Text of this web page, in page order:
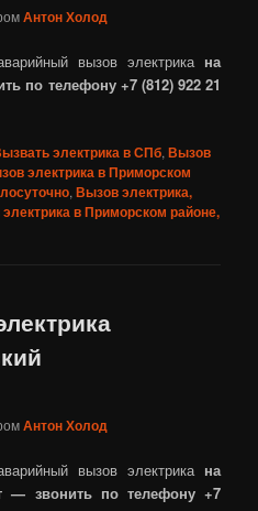
Антон Холод
вызов электрика на
по телефону +7 (812) 922 21
электрика в СПб,Вызов
электрика в Приморском
,Вызов электрика,
в Приморском районе,
Антон Холод
вызов электрика на
— звонить по телефону +7